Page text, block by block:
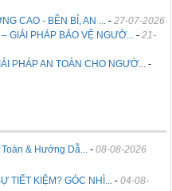
CAO - BỀN BỈ, AN ... - 27-07-2026
GIẢI PHÁP BẢO VỆ NGƯỜ... - 21-
PHÁP AN TOÀN CHO NGƯỜ... -
& Hướng Dẫ... - 08-08-2026
TIẾT KIỆM? GÓC NHÌ... - 04-08-